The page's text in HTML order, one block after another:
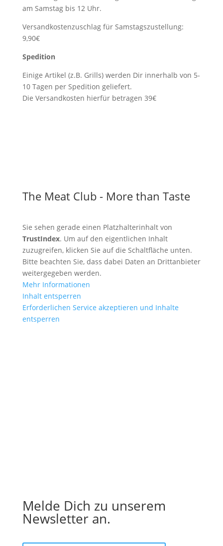
am Samstag bis 12 Uhr.
Versandkostenzuschlag für Samstagszustellung:
9,90€
Spedition
Einige Artikel (z.B. Grills) werden Dir innerhalb von 5-
10 Tagen per Spedition geliefert.
Die Versandkosten hierfür betragen 39€
The Meat Club - More than Taste
Sie sehen gerade einen Platzhalterinhalt von
TrustIndex. Um auf den eigentlichen Inhalt
zuzugreifen, klicken Sie auf die Schaltfläche unten.
Bitte beachten Sie, dass dabei Daten an Drittanbieter
weitergegeben werden.
Mehr Informationen
Inhalt entsperren
Erforderlichen Service akzeptieren und Inhalte
entsperren
Melde Dich zu unserem
Newsletter an.